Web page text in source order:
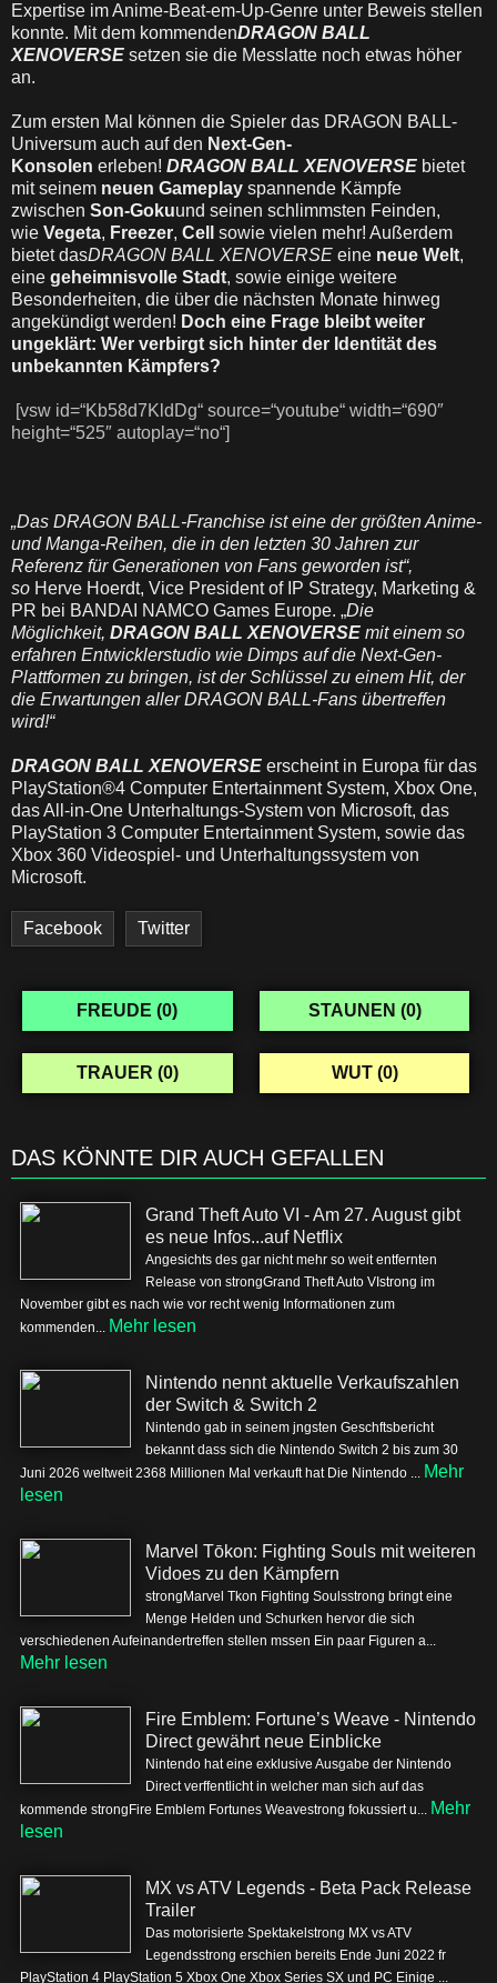
Expertise im Anime-Beat-em-Up-Genre unter Beweis stellen
konnte. Mit dem kommendenDRAGON BALL
XENOVERSE setzen sie die Messlatte noch etwas höher
an.
Zum ersten Mal können die Spieler das DRAGON BALL-
Universum auch auf den Next-Gen-
Konsolen erleben! DRAGON BALL XENOVERSE bietet
mit seinem neuen Gameplay spannende Kämpfe
zwischen Son-Gokuund seinen schlimmsten Feinden,
wie Vegeta, Freezer, Cell
sowie vielen mehr! Außerdem
bietet dasDRAGON BALL XENOVERSE eine neue Welt,
eine geheimnisvolle Stadt, sowie einige weitere
Besonderheiten, die über die nächsten Monate hinweg
angekündigt werden! Doch eine Frage bleibt weiter
ungeklärt: Wer verbirgt sich hinter der Identität des
unbekannten Kämpfers?
[vsw id=“Kb58d7KldDg“ source=“youtube“ width=“690″
height=“525″ autoplay=“no“]
„Das DRAGON BALL-Franchise ist eine der größten Anime-
und Manga-Reihen, die in den letzten 30 Jahren zur
Referenz für Generationen von Fans geworden ist“,
so Herve Hoerdt, Vice President of IP Strategy, Marketing &
PR bei BANDAI NAMCO Games Europe. „Die
Möglichkeit, DRAGON BALL XENOVERSE mit einem so
erfahren Entwicklerstudio wie Dimps auf die Next-Gen-
Plattformen zu bringen, ist der Schlüssel zu einem Hit, der
die Erwartungen aller DRAGON BALL-Fans übertreffen
wird!“
DRAGON BALL XENOVERSE erscheint in Europa für das
PlayStation®4 Computer Entertainment System, Xbox One,
das All-in-One Unterhaltungs-System von Microsoft, das
PlayStation 3 Computer Entertainment System, sowie das
Xbox 360 Videospiel- und Unterhaltungssystem von
Microsoft.
Facebook Twitter
FREUDE (0) STAUNEN (0)
TRAUER (0) WUT (0)
DAS KÖNNTE DIR AUCH GEFALLEN
Grand Theft Auto VI - Am 27. August gibt
es neue Infos...auf Netflix
Angesichts des gar nicht mehr so weit entfernten
Release von strongGrand Theft Auto VIstrong im
November gibt es nach wie vor recht wenig Informationen zum
kommenden... Mehr lesen
Nintendo nennt aktuelle Verkaufszahlen
der Switch & Switch 2
Nintendo gab in seinem jngsten Geschftsbericht
bekannt dass sich die Nintendo Switch 2 bis zum 30
Juni 2026 weltweit 2368 Millionen Mal verkauft hat Die Nintendo ... Mehr
lesen
Marvel Tōkon: Fighting Souls mit weiteren
Vidoes zu den Kämpfern
strongMarvel Tkon Fighting Soulsstrong bringt eine
Menge Helden und Schurken hervor die sich
verschiedenen Aufeinandertreffen stellen mssen Ein paar Figuren a...
Mehr lesen
Fire Emblem: Fortune’s Weave - Nintendo
Direct gewährt neue Einblicke
Nintendo hat eine exklusive Ausgabe der Nintendo
Direct verffentlicht in welcher man sich auf das
kommende strongFire Emblem Fortunes Weavestrong fokussiert u... Mehr
lesen
MX vs ATV Legends - Beta Pack Release
Trailer
Das motorisierte Spektakelstrong MX vs ATV
Legendsstrong erschien bereits Ende Juni 2022 fr
PlayStation 4 PlayStation 5 Xbox One Xbox Series SX und PC Einige ...